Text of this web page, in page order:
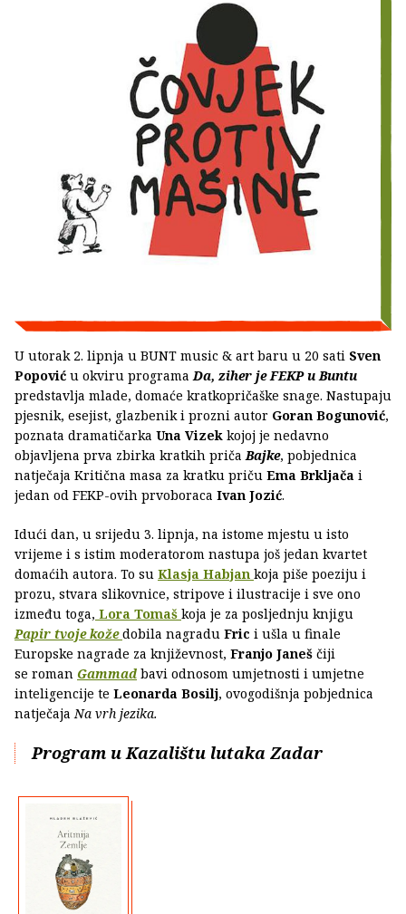
U utorak 2. lipnja u BUNT music & art baru u 20 sati Sven
Popović u okviru programaDa, ziher je FEKP u Buntu
predstavlja mlade, domaće kratkopričaške snage. Nastupaju
pjesnik, esejist, glazbenik i prozni autor Goran Bogunović,
poznata dramatičarka Una Vizek kojoj je nedavno
objavljena prva zbirka kratkih pričaBajke, pobjednica
natječaja Kritična masa za kratku priču Ema Brkljača i
jedan od FEKP-ovih prvoboraca Ivan Jozić.
Idući dan, u srijedu 3. lipnja, na istome mjestu u isto
vrijeme i s istim moderatorom nastupa još jedan kvartet
domaćih autora. To su Klasja Habjan koja piše poeziju i
prozu, stvara slikovnice, stripove i ilustracije i sve ono
između toga, Lora Tomaš koja je za posljednju knjigu
Papir tvoje kože dobila nagradu Fric i ušla u finale
Europske nagrade za književnost, Franjo Janeš čiji
se roman Gammad bavi odnosom umjetnosti i umjetne
inteligencije te Leonarda Bosilj, ovogodišnja pobjednica
natječaja Na vrh jezika.
Program u Kazalištu lutaka Zadar